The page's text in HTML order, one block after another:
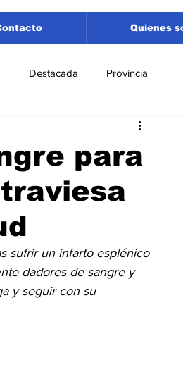
Quienes
Destacada Provincia
Santa Fe
Liga Sanlorencina
para
sufrir un infarto esplénico
dadores de sangre y
y seguir con su